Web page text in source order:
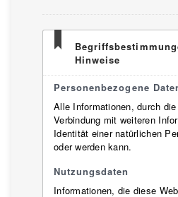
Hinweise
Personenbezogene
Alle Informationen, durch
Verbindung mit weiteren
Identität einer natürlichen
oder werden kann.
Nutzungsdaten
Informationen, die diese